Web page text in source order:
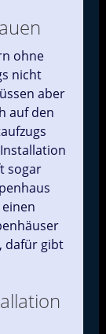
ohne
nicht
aber
auf den
sogar
dafür gibt